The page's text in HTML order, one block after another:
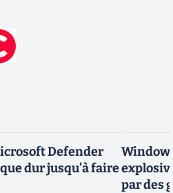
Defender
dur jusqu’à faire
par des